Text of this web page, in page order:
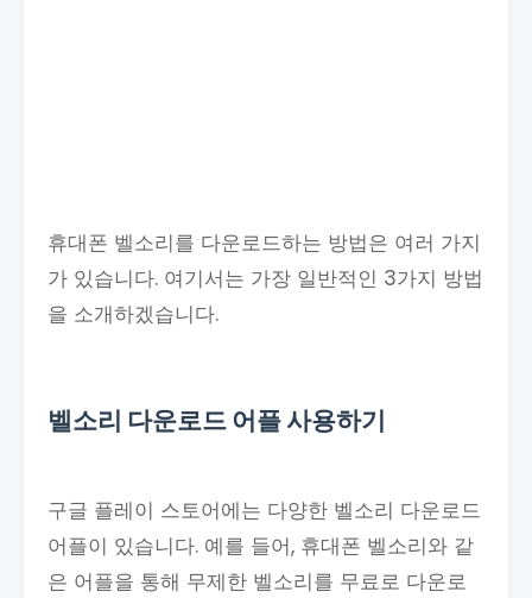
휴대폰 벨소리를 다운로드하는 방법은 여러 가지
가 있습니다. 여기서는 가장 일반적인 3가지 방법
을 소개하겠습니다.
벨소리 다운로드 어플 사용하기
구글 플레이 스토어에는 다양한 벨소리 다운로드
어플이 있습니다. 예를 들어, 휴대폰 벨소리와 같
은 어플을 통해 무제한 벨소리를 무료로 다운로